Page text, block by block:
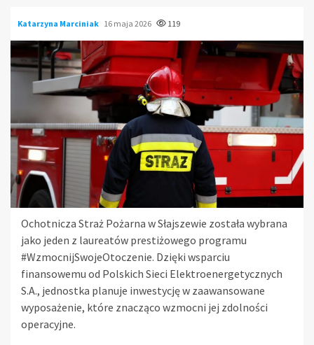
Katarzyna Marciniak 16 maja 2026 119
Ochotnicza Straż Pożarna w Słajszewie została wybrana
jako jeden z laureatów prestiżowego programu
#WzmocnijSwojeOtoczenie. Dzięki wsparciu
finansowemu od Polskich Sieci Elektroenergetycznych
S.A., jednostka planuje inwestycję w zaawansowane
wyposażenie, które znacząco wzmocni jej zdolności
operacyjne.